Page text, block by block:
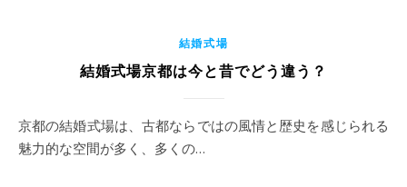
結婚式場
結婚式場京都は今と昔でどう違う？
京都の結婚式場は、古都ならではの風情と歴史を感じられる
魅力的な空間が多く、多くの…